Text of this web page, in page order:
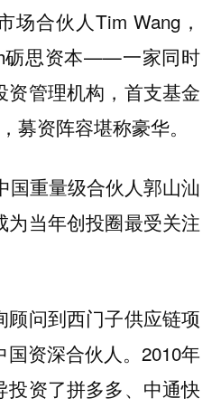
场合伙人Tim Wang，
砺思资本——一家同时
资管理机构，首支基金
募资阵容堪称豪华。
国重量级合伙人郭山汕
为当年创投圈最受关注
顾问到西门子供应链项
资深合伙人。2010年
投资了拼多多、中通快